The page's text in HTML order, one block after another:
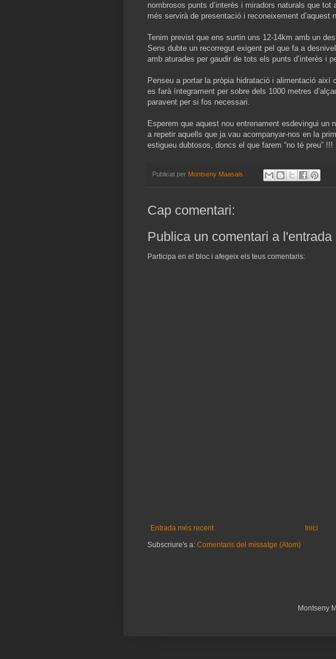
nombrosos punts d’interès i miradors naturals que
més servirà de presentació i reconeixement d’aquest
Tenim previst que ens surtin uns 12-14km amb un
Sens dubte un recorregut exigent pel que fa a
amb aturades per gaudir de tots els punts d’interès i
Penseu a portar la pròpia hidratació i alimentació així
es farà íntegrament per sobre dels 1000 metres
paravent per si fos necessari.
Esperem que aquest nou entrenament esdevingui un
a repetir aquells que ja vau acompanyar-nos en la
estigueu dubtosos, doncs el que farem “no té preu” !!!
Publicat per Montseny Maasais
Cap comentari:
Publica un comentari a l'entrada
Participa en el bloc i afegeix els teus comentaris:
Entrada més recent
Inici
Subscriure's a: Comentaris del missatge (Atom)
Montseny